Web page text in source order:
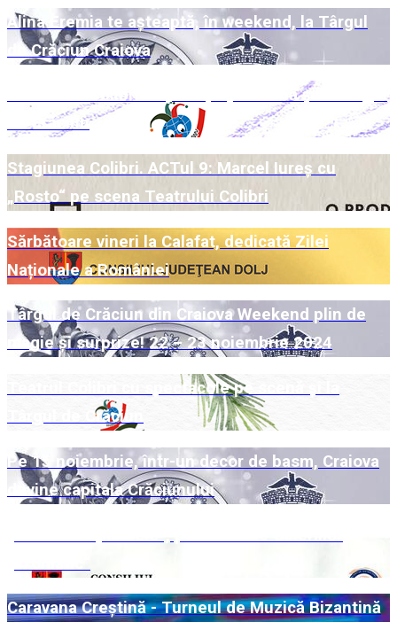
Alina Eremia te așteaptă, în weekend, la Târgul
de Crăciun Craiova
Week-end Colibri cu povești pe scenă și la Târgul
de Crăciun
Stagiunea Colibri. ACTul 9: Marcel Iureș cu
„Rosto“ pe scena Teatrului Colibri
Sărbătoare vineri la Calafat, dedicată Zilei
Naționale a României
Târgul de Crăciun din Craiova Weekend plin de
magie și surprize! 22 – 23 noiembrie 2024
Teatrul Colibri cu spectacole pe scenă și la
Târgul de Crăciun
Pe 15 noiembrie, într-un decor de basm, Craiova
devine capitala Crăciunului
Caravana Creștină - Turneul de Muzică Bizantină